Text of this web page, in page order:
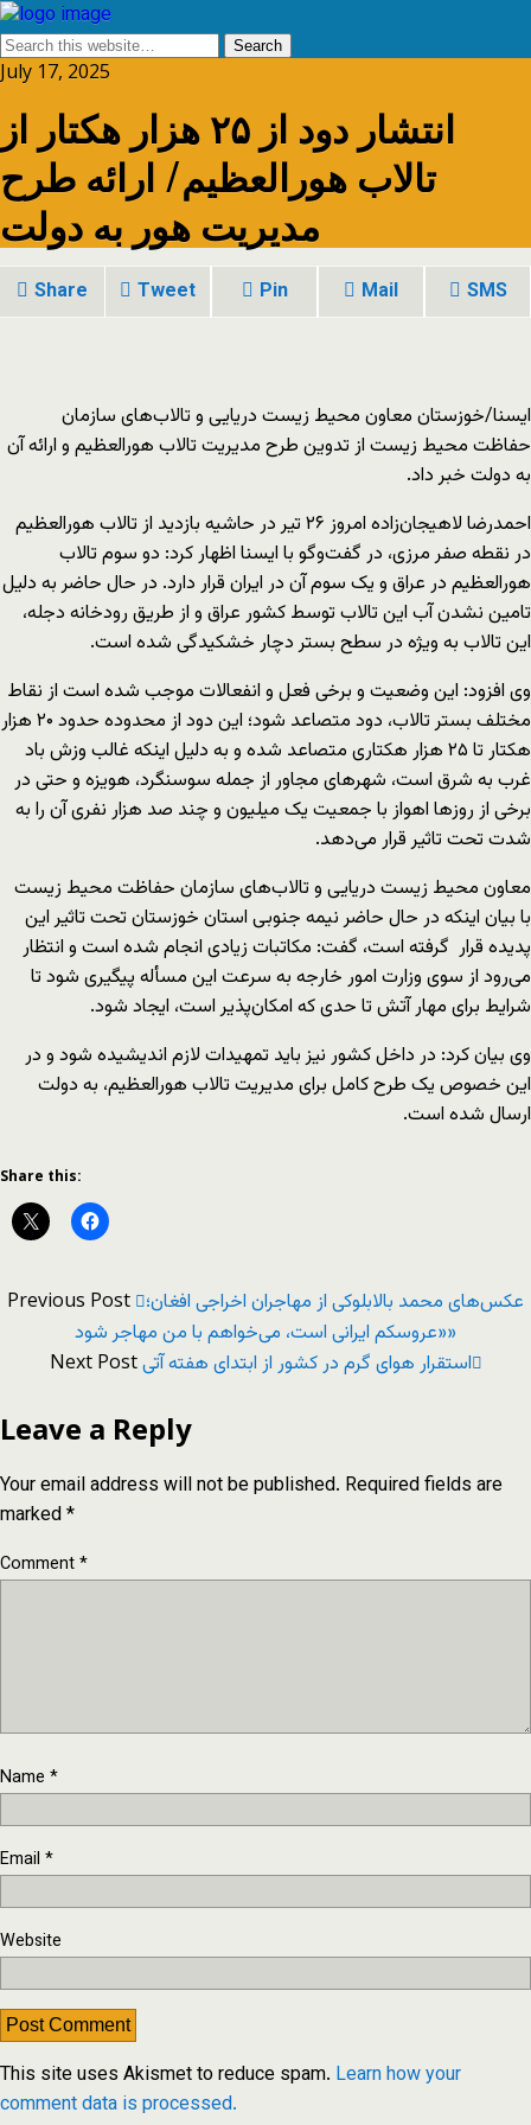
July 17, 2025
انتشار دود از ۲۵ هزار هکتار از
تالاب هورالعظیم/ ارائه طرح
Share Tweet Pin Mail SMS
ایسنا/خوزستان معاون محیط زیست دریایی و تالاب‌های سازمان
حفاظت محیط زیست از تدوین طرح مدیریت تالاب هورالعظیم و ارائه آن
به دولت خبر داد.
احمدرضا لاهیجان‌زاده امروز ۲۶ تیر در حاشیه بازدید از تالاب هورالعظیم
در نقطه صفر مرزی، در گفت‌وگو با ایسنا اظهار کرد: دو سوم تالاب
هورالعظیم در عراق و یک سوم آن در ایران قرار دارد. در حال حاضر به دلیل
تامین نشدن آب این تالاب توسط کشور عراق و از طریق رودخانه دجله،
این تالاب به ویژه در سطح بستر دچار خشکیدگی شده است.
وی افزود: این وضعیت و برخی فعل و انفعالات موجب شده است از نقاط
مختلف بستر تالاب، دود متصاعد شود؛ این دود از محدوده حدود ۲۰ هزار
هکتار تا ۲۵ هزار هکتاری متصاعد شده و به دلیل اینکه غالب وزش باد
غرب به شرق است، شهرهای مجاور از جمله سوسنگرد، هویزه و حتی در
برخی از روزها اهواز با جمعیت یک میلیون و چند صد هزار نفری آن را به
شدت تحت تاثیر قرار می‌دهد.
معاون محیط زیست دریایی و تالاب‌های سازمان حفاظت محیط زیست
با بیان اینکه در حال حاضر نیمه جنوبی استان خوزستان تحت تاثیر این
پدیده قرار گرفته است، گفت: مکاتبات زیادی انجام شده است و انتظار
می‌رود از سوی وزارت امور خارجه به سرعت این مسأله پیگیری شود تا
شرایط برای مهار آتش تا حدی که امکان‌پذیر است، ایجاد شود.
وی بیان کرد: در داخل کشور نیز باید تمهیدات لازم اندیشیده شود و در
این خصوص یک طرح کامل برای مدیریت تالاب هورالعظیم، به دولت
ارسال شده است.
Share this:
Previous Post
عکس‌های محمد بالابلوکی از مهاجران اخراجی افغان؛
«عروسکم ایرانی است، می‌خواهم با من مهاجر شود»
Next Postاستقرار هوای گرم در کشور از ابتدای هفته آتی
Leave a Reply
Your email address will not be published. Required fields are
marked*
Comment*
Name *
Email *
Website
This site uses Akismet to reduce spam. Learn how your
comment data is processed.